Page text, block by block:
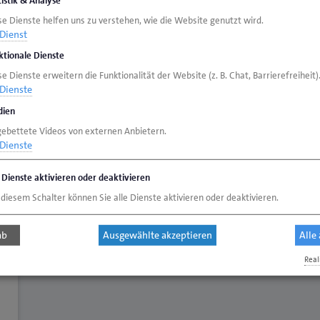
vermitteln sie oftmals mit Schiedsgutachten
hat rund 60 Sachverständige in verschiedenen
Sachverständigentag
Alle wichtigen Informationen und hier anmelden
Dienste helfen uns zu verstehen, wie die Website genutzt wird.
Dienst
Dienste
Dienste erweitern die Funktionalität der Website (z. B. Chat, Barrierefreiheit).
Dienste
Videos von externen Anbietern.
Dienste
Dienste aktivieren oder deaktivieren
Schalter können Sie alle Dienste aktivieren oder deaktivieren.
Ausgewählte akzeptieren Alle